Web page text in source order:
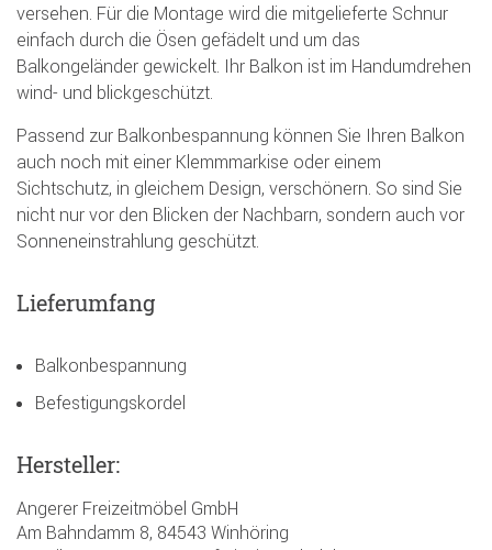
versehen. Für die Montage wird die mitgelieferte Schnur
einfach durch die Ösen gefädelt und um das
Balkongeländer gewickelt. Ihr Balkon ist im Handumdrehen
wind- und blickgeschützt.
Passend zur Balkonbespannung können Sie Ihren Balkon
auch noch mit einer Klemmmarkise oder einem
Sichtschutz, in gleichem Design, verschönern. So sind Sie
nicht nur vor den Blicken der Nachbarn, sondern auch vor
Sonneneinstrahlung geschützt.
Lieferumfang
Balkonbespannung
Befestigungskordel
Hersteller:
Angerer Freizeitmöbel GmbH
Am Bahndamm 8, 84543 Winhöring